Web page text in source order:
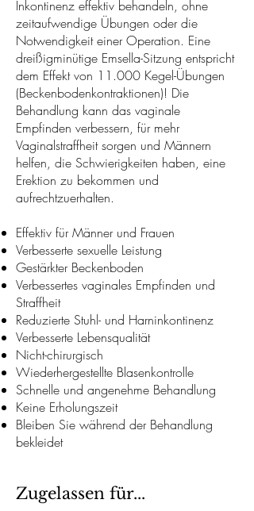
Inkontinenz effektiv behandeln, ohne
zeitaufwendige Übungen oder die
Notwendigkeit einer Operation. Eine
dreißigminütige Emsella-Sitzung entspricht
dem Effekt von 11.000 Kegel-Übungen
(Beckenbodenkontraktionen)! Die
Behandlung kann das vaginale
Empfinden verbessern, für mehr
Vaginalstraffheit sorgen und Männern
helfen, die Schwierigkeiten haben, eine
Erektion zu bekommen und
aufrechtzuerhalten.
Effektiv für Männer und Frauen
Verbesserte sexuelle Leistung
Gestärkter Beckenboden
Verbessertes vaginales Empfinden und
Straffheit
Reduzierte Stuhl- und Harninkontinenz
Verbesserte Lebensqualität
Nicht-chirurgisch
Wiederhergestellte Blasenkontrolle
Schnelle und angenehme Behandlung
Keine Erholungszeit
Bleiben Sie während der Behandlung
bekleidet
Zugelassen für...